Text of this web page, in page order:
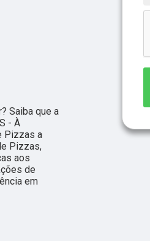
Saiba que a
- À
Pizzas a
Pizzas,
aos
de
em